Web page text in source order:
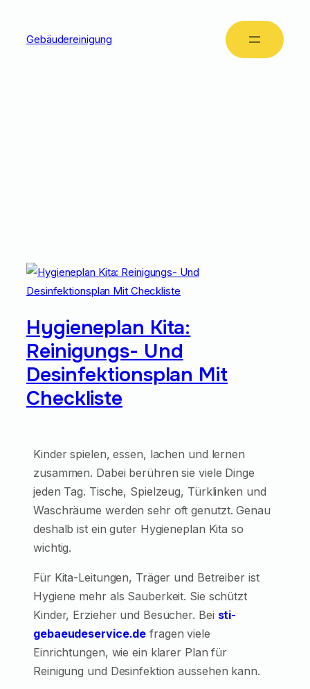
Gebäudereinigung
Hygieneplan Kita:
Reinigungs- Und
Desinfektionsplan Mit
Checkliste
Kinder spielen, essen, lachen und lernen
zusammen. Dabei berühren sie viele Dinge
jeden Tag. Tische, Spielzeug, Türklinken und
Waschräume werden sehr oft genutzt. Genau
deshalb ist ein guter Hygieneplan Kita so
wichtig.
Für Kita-Leitungen, Träger und Betreiber ist
Hygiene mehr als Sauberkeit. Sie schützt
Kinder, Erzieher und Besucher. Bei sti-
gebaeudeservice.de fragen viele
Einrichtungen, wie ein klarer Plan für
Reinigung und Desinfektion aussehen kann.